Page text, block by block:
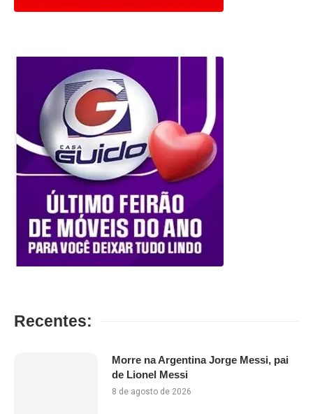
Recentes:
Morre na Argentina Jorge Messi, pai
de Lionel Messi
8 de agosto de 2026